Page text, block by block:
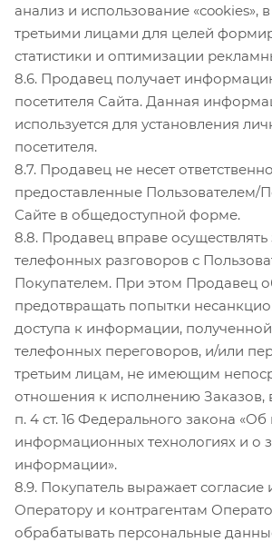
анализ и использование «cookies»,
третьими лицами для целей
статистики и оптимизации
8.6. Продавец получает
посетителя Сайта. Данная
используется для установления
посетителя.
8.7. Продавец не несет
предоставленные Пользователем/
Сайте в общедоступной форме.
8.8. Продавец вправе осуществлять
телефонных разговоров с
Покупателем. При этом Продавец
предотвращать попытки
доступа к информации,
телефонных переговоров, и/или
третьим лицам, не имеющим
отношения к исполнению Заказов,
п. 4 ст. 16 Федерального закона
информационных технологиях и о
информации».
8.9. Покупатель выражает согласие
Оператору и контрагентам
обрабатывать персональные